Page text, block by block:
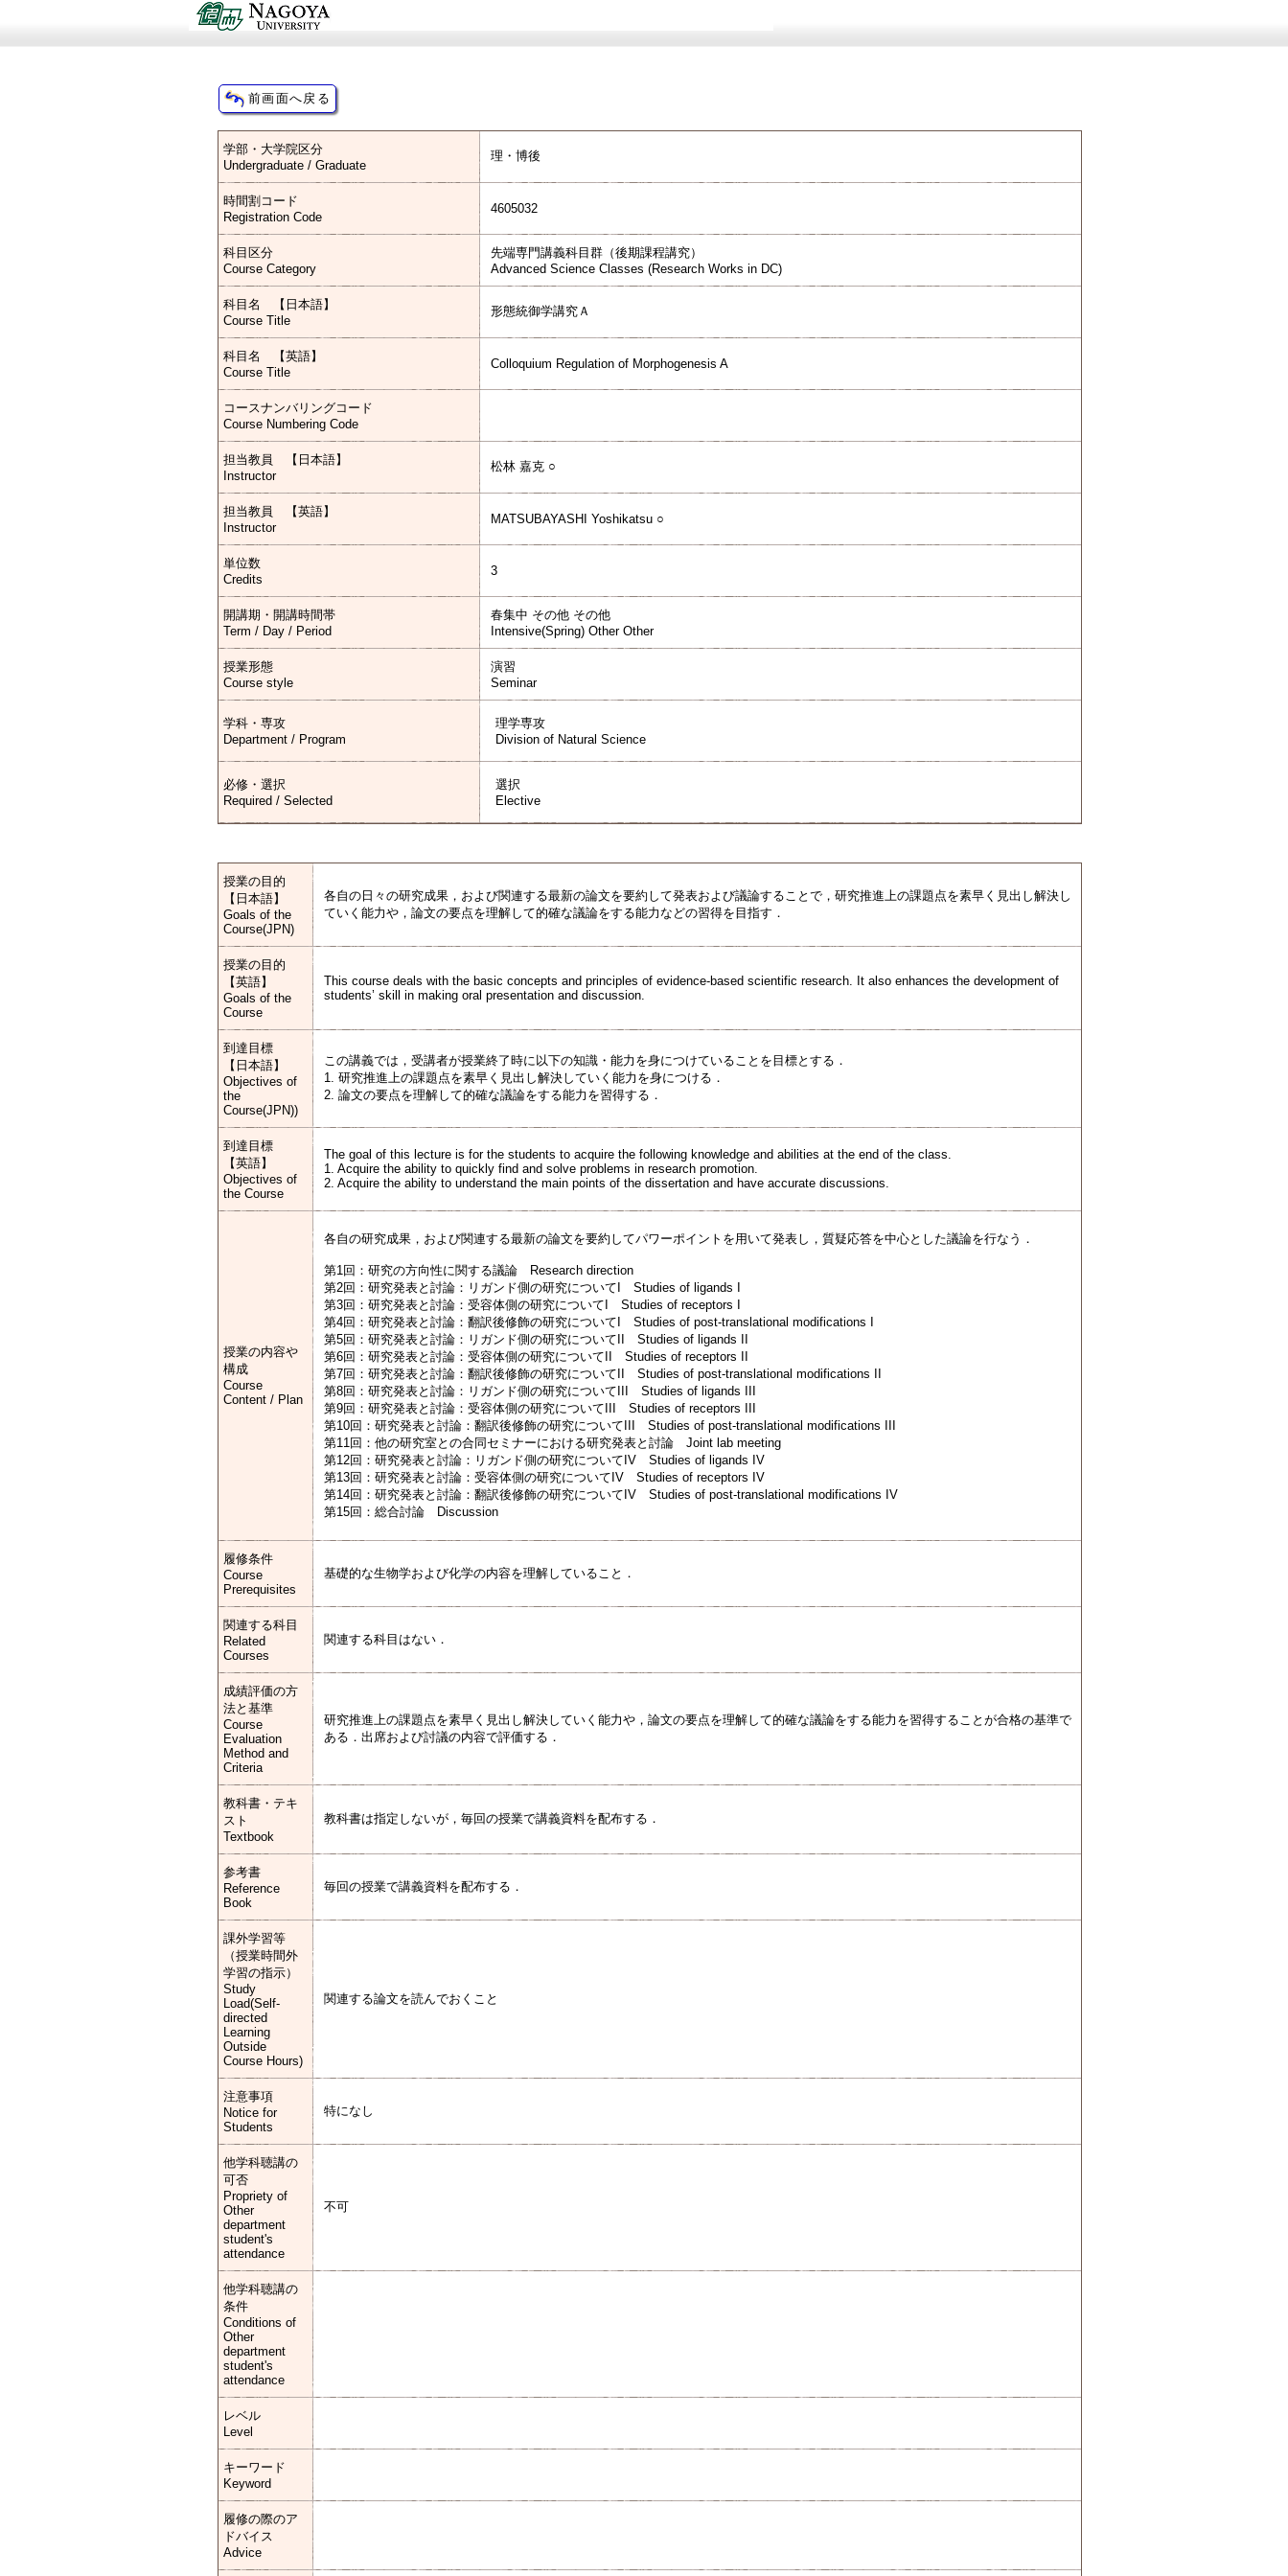
学部・大学院区分
Undergraduate / Graduate
理・博後
時間割コード
Registration Code
4605032
科目区分
Course Category
先端専門講義科目群（後期課程講究）
Advanced Science Classes (Research Works in DC)
科目名 【日本語】
Course Title
形態統御学講究Ａ
科目名 【英語】
Course Title
Colloquium Regulation of Morphogenesis A
コースナンバリングコード
Course Numbering Code
担当教員 【日本語】
Instructor
松林 嘉克 ○
担当教員 【英語】
Instructor
MATSUBAYASHI Yoshikatsu ○
単位数
Credits
3
開講期・開講時間帯
Term / Day / Period
春集中 その他 その他
Intensive(Spring) Other Other
授業形態
Course style
演習
Seminar
学科・専攻
Department / Program
理学専攻
Division of Natural Science
必修・選択
Required / Selected
選択
Elective
授業の目的
【日本語】
Goals of the
Course(JPN)
各自の日々の研究成果，および関連する最新の論文を要約して発表および議論することで，研究推進上の課題点を素早く見出し解決し
ていく能力や，論文の要点を理解して的確な議論をする能力などの習得を目指す．
授業の目的
【英語】
Goals of the
Course
This course deals with the basic concepts and principles of evidence-based scientific research. It also enhances the development of
students’ skill in making oral presentation and discussion.
到達目標
【日本語】
Objectives of
the
Course(JPN))
この講義では，受講者が授業終了時に以下の知識・能力を身につけていることを目標とする．
1. 研究推進上の課題点を素早く見出し解決していく能力を身につける．
2. 論文の要点を理解して的確な議論をする能力を習得する．
到達目標
【英語】
Objectives of
the Course
The goal of this lecture is for the students to acquire the following knowledge and abilities at the end of the class.
1. Acquire the ability to quickly find and solve problems in research promotion.
2. Acquire the ability to understand the main points of the dissertation and have accurate discussions.
授業の内容や
構成
Course
Content / Plan
各自の研究成果，および関連する最新の論文を要約してパワーポイントを用いて発表し，質疑応答を中心とした議論を行なう．
第1回：研究の方向性に関する議論 Research direction
第2回：研究発表と討論：リガンド側の研究についてI Studies of ligands I
第3回：研究発表と討論：受容体側の研究についてI Studies of receptors I
第4回：研究発表と討論：翻訳後修飾の研究についてI Studies of post-translational modifications I
第5回：研究発表と討論：リガンド側の研究についてII Studies of ligands II
第6回：研究発表と討論：受容体側の研究についてII Studies of receptors II
第7回：研究発表と討論：翻訳後修飾の研究についてII Studies of post-translational modifications II
第8回：研究発表と討論：リガンド側の研究についてIII Studies of ligands III
第9回：研究発表と討論：受容体側の研究についてIII Studies of receptors III
第10回：研究発表と討論：翻訳後修飾の研究についてIII Studies of post-translational modifications III
第11回：他の研究室との合同セミナーにおける研究発表と討論 Joint lab meeting
第12回：研究発表と討論：リガンド側の研究についてIV Studies of ligands IV
第13回：研究発表と討論：受容体側の研究についてIV Studies of receptors IV
第14回：研究発表と討論：翻訳後修飾の研究についてIV Studies of post-translational modifications IV
第15回：総合討論 Discussion
履修条件
Course
Prerequisites
基礎的な生物学および化学の内容を理解していること．
関連する科目
Related
Courses
関連する科目はない．
成績評価の方
法と基準
Course
Evaluation
Method and
Criteria
研究推進上の課題点を素早く見出し解決していく能力や，論文の要点を理解して的確な議論をする能力を習得することが合格の基準で
ある．出席および討議の内容で評価する．
教科書・テキ
スト
Textbook
教科書は指定しないが，毎回の授業で講義資料を配布する．
参考書
Reference
Book
毎回の授業で講義資料を配布する．
課外学習等
（授業時間外
学習の指示）
Study
Load(Self-
directed
Learning
Outside
Course Hours)
関連する論文を読んでおくこと
注意事項
Notice for
Students
特になし
他学科聴講の
可否
Propriety of
Other
department
student's
attendance
不可
他学科聴講の
条件
Conditions of
Other
department
student's
attendance
レベル
Level
キーワード
Keyword
履修の際のア
ドバイス
Advice